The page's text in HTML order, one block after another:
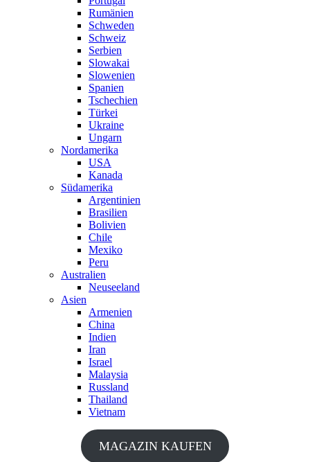
Rumänien
Schweden
Schweiz
Serbien
Slowakai
Slowenien
Spanien
Tschechien
Türkei
Ukraine
Ungarn
Nordamerika
USA
Kanada
Südamerika
Argentinien
Brasilien
Bolivien
Chile
Mexiko
Peru
Australien
Neuseeland
Asien
Armenien
China
Indien
Iran
Israel
Malaysia
Russland
Thailand
Vietnam
MAGAZIN KAUFEN